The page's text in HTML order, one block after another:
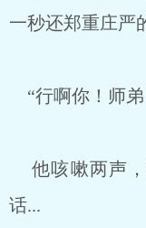
一秒还郑重庄严
“行啊你！师弟
他咳嗽两声，
话...